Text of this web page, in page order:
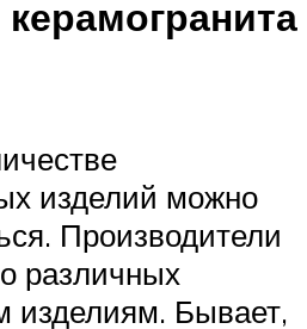
изделий можно
Производители
различных
изделиям. Бывает,